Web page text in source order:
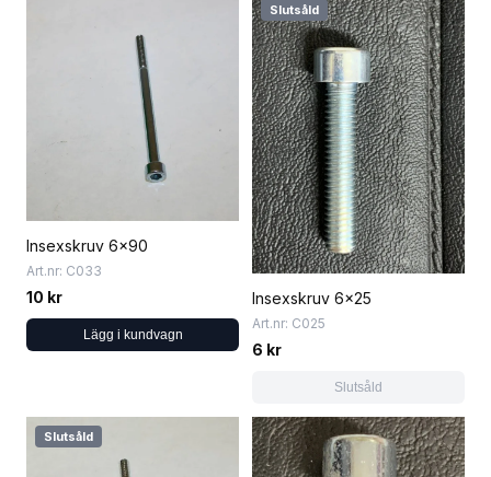
Insexskruv 6x90
Art.nr: C033
10 kr
Lägg i kundvagn
Slutsåld
Insexskruv 6x25
Art.nr: C025
6 kr
Slutsåld
Slutsåld